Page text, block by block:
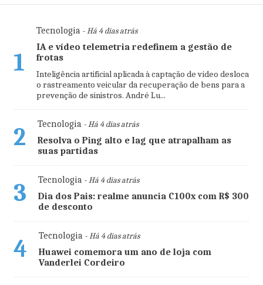
1
Tecnologia- Há 4 dias atrás
IA e vídeo telemetria redefinem a gestão de
frotas
Inteligência artificial aplicada à captação de vídeo desloca
o rastreamento veicular da recuperação de bens para a
prevenção de sinistros. André Lu...
2 Tecnologia- Há 4 dias atrás
Resolva o Ping alto e lag que atrapalham as
suas partidas
3 Tecnologia- Há 4 dias atrás
Dia dos Pais: realme anuncia C100x com R$ 300
de desconto
4 Tecnologia- Há 4 dias atrás
Huawei comemora um ano de loja com
Vanderlei Cordeiro